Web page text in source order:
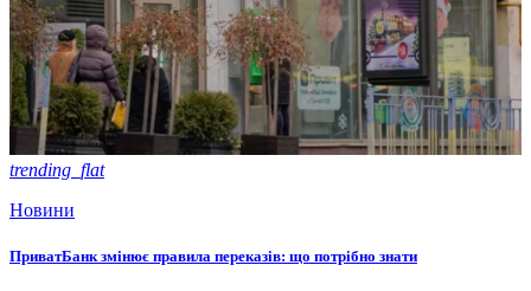
trending_flat
Новини
ПриватБанк змінює правила переказів: що потрібно знати